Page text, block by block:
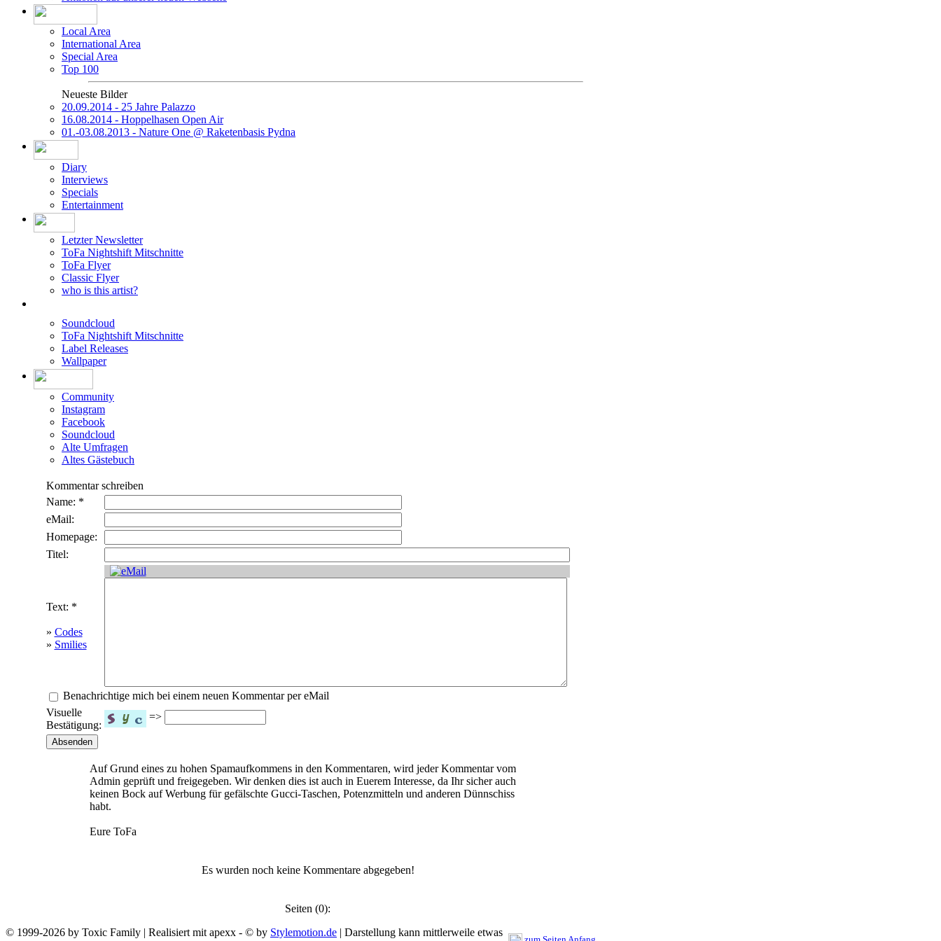
Local Area
International Area
Special Area
Top 100
Neueste Bilder
20.09.2014 - 25 Jahre Palazzo
16.08.2014 - Hoppelhasen Open Air
01.-03.08.2013 - Nature One @ Raketenbasis Pydna
Diary
Interviews
Specials
Entertainment
Letzter Newsletter
ToFa Nightshift Mitschnitte
ToFa Flyer
Classic Flyer
who is this artist?
Soundcloud
ToFa Nightshift Mitschnitte
Label Releases
Wallpaper
Community
Instagram
Facebook
Soundcloud
Alte Umfragen
Altes Gästebuch
Kommentar schreiben
Name: *
eMail:
Homepage:
Titel:
Text: *
» Codes
» Smilies
Benachrichtige mich bei einem neuen Kommentar per eMail
Visuelle
Bestätigung:
=>
Auf Grund eines zu hohen Spamaufkommens in den Kommentaren, wird jeder Kommentar vom
Admin geprüft und freigegeben. Wir denken dies ist auch in Euerem Interesse, da Ihr sicher auch
keinen Bock auf Werbung für gefälschte Gucci-Taschen, Potenzmitteln und anderen Dünnschiss
habt.
Eure ToFa
Es wurden noch keine Kommentare abgegeben!
Seiten (0):
© 1999-2026 by Toxic Family | Realisiert mit apexx - © by Stylemotion.de | Darstellung kann mittlerweile etwas